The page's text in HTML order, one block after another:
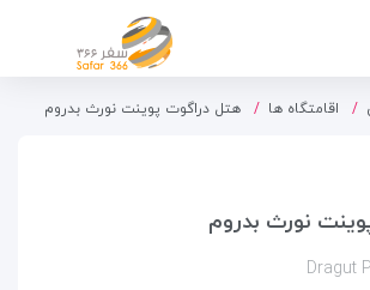
اقامتگاه ها هتل دراگوت پوینت نورث بدروم
نورث بدروم
Dragut